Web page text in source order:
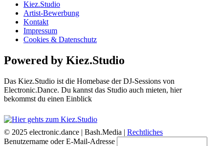
Kiez.Studio
Artist-Bewerbung
Kontakt
Impressum
Cookies & Datenschutz
Powered by Kiez.Studio
Das Kiez.Studio ist die Homebase der DJ-Sessions von
Electronic.Dance. Du kannst das Studio auch mieten, hier
bekommst du einen Einblick
© 2025 electronic.dance | Bash.Media | Rechtliches
Benutzername oder E-Mail-Adresse